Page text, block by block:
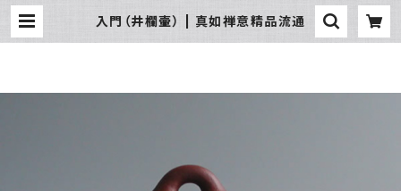
入門（井欄壷） | 真如禅意精品流通